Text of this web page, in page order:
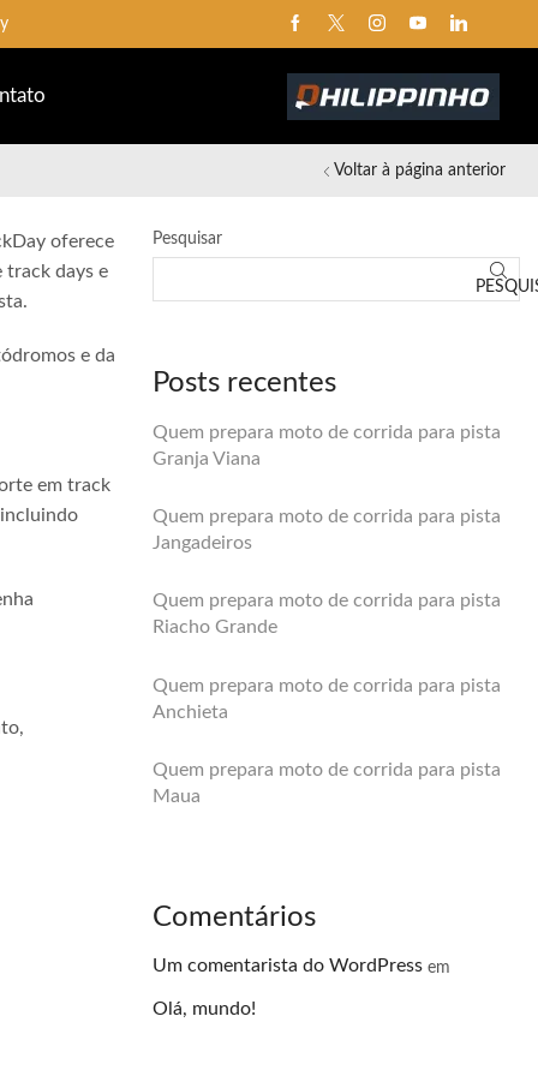
Voltar à página anterior
oferece
track days e
e da
em track
Pesquisar
Posts recentes
Quem prepara moto de corrida para pista
Granja Viana
Quem prepara moto de corrida para pista
Jangadeiros
Quem prepara moto de corrida para pista
Riacho Grande
Quem prepara moto de corrida para pista
Anchieta
Quem prepara moto de corrida para pista
Maua
Comentários
Um comentarista do WordPress em
Olá, mundo!